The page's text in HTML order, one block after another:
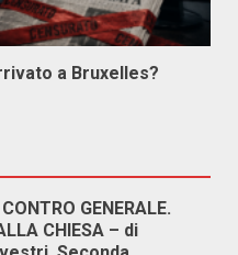
a Bruxelles?
GENERALE.
CHIESA – di